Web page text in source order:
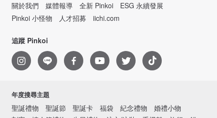
關於我們
媒體報導 全新 Pinkoi
ESG 永續發展
Pinkoi 小怪物
人才招募 iichi.com
追蹤 Pinkoi
年度搜尋主題
聖誕禮物 聖誕節 聖誕卡 福袋 紀念禮物
婚禮小物